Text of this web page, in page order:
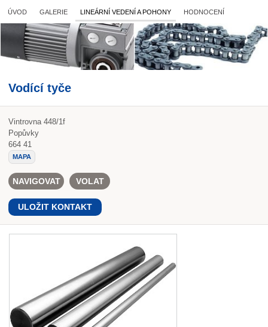
ÚVOD GALERIE LINEÁRNÍ VEDENÍ A POHONY HODNOCENÍ
Vodící tyče
Vintrovna 448/1f
Popůvky
664 41
MAPA
NAVIGOVAT VOLAT
ULOŽIT KONTAKT